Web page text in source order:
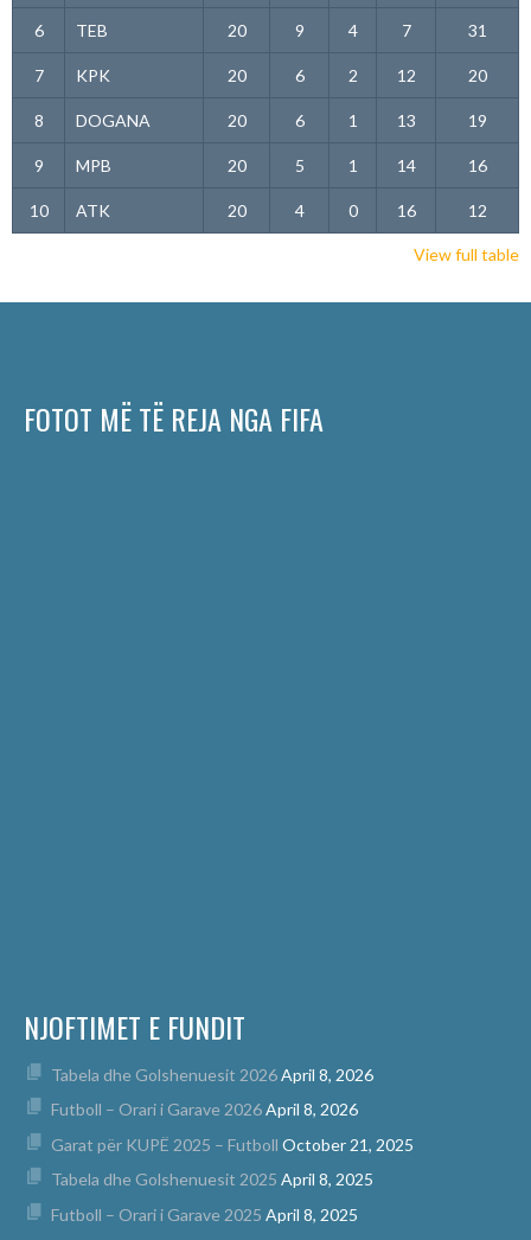
6 TEB 20 9 4 7 31
7 KPK 20 6 2 12 20
8 DOGANA 20 6 1 13 19
9 MPB 20 5 1 14 16
10 ATK 20 4 0 16 12
View full table
FOTOT MË TË REJA NGA FIFA
NJOFTIMET E FUNDIT
Tabela dhe Golshenuesit 2026April 8, 2026
Futboll – Orari i Garave 2026April 8, 2026
Garat për KUPË 2025 – Futboll October 21, 2025
Tabela dhe Golshenuesit 2025 April 8, 2025
Futboll – Orari i Garave 2025 April 8, 2025